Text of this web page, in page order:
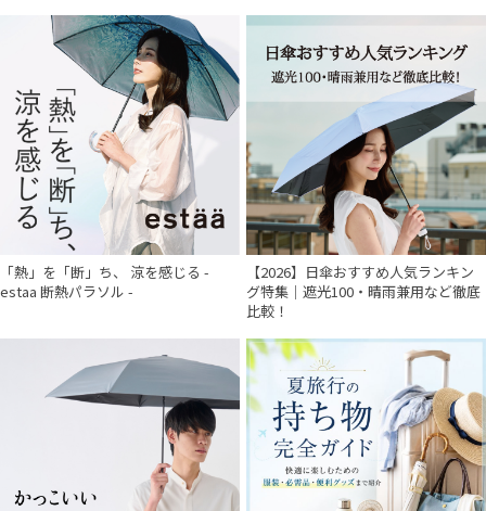
「熱」を「断」ち、 涼を感じる -
estaa 断熱パラソル -
【2026】日傘おすすめ人気ランキン
グ特集｜遮光100・晴雨兼用など徹底
比較！